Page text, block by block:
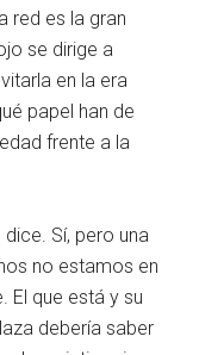
red es la gran
se dirige a
en la era
papel han de
frente a la
Sí, pero una
no estamos en
El que está y su
debería saber